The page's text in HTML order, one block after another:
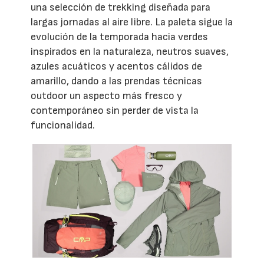
una selección de trekking diseñada para
largas jornadas al aire libre. La paleta sigue la
evolución de la temporada hacia verdes
inspirados en la naturaleza, neutros suaves,
azules acuáticos y acentos cálidos de
amarillo, dando a las prendas técnicas
outdoor un aspecto más fresco y
contemporáneo sin perder de vista la
funcionalidad.